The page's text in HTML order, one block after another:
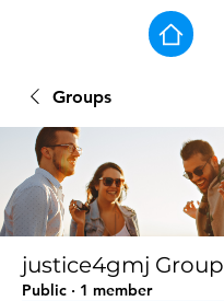
Groups
justice4gmj Group
Public · 1 member